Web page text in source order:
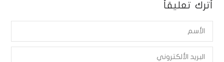
أترك تعليقاً